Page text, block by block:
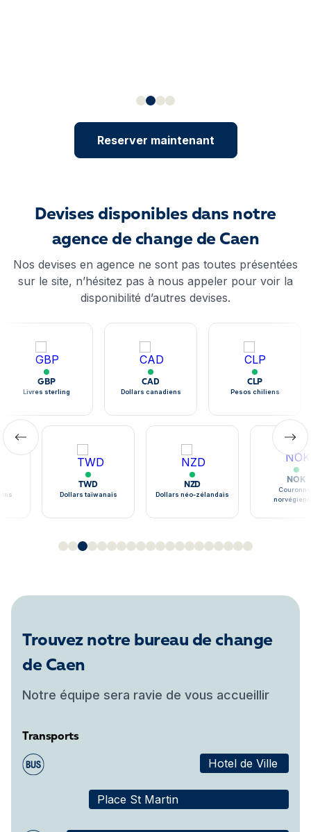
Reserver maintenant
Devises disponibles dans notre
agence de change de Caen
Nos devises en agence ne sont pas toutes présentées
sur le site, n’hésitez pas à nous appeler pour voir la
disponibilité d’autres devises.
GBP
Livres sterling
CAD
Dollars canadiens
CLP
Pesos chiliens
TWD
Dollars taïwanais
NZD
Dollars néo-zélandais
NOK
Trouvez notre bureau de change
de Caen
Notre équipe sera ravie de vous accueillir
Transports
Hotel de Ville
Place St Martin